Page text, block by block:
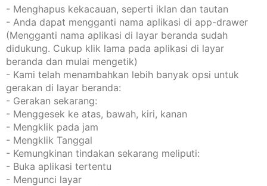
- Menghapus kekacauan, seperti iklan dan tautan
- Anda dapat mengganti nama aplikasi di app-drawer
(Mengganti nama aplikasi di layar beranda sudah
didukung. Cukup klik lama pada aplikasi di layar
beranda dan mulai mengetik)
- Kami telah menambahkan lebih banyak opsi untuk
gerakan di layar beranda:
- Gerakan sekarang:
- Menggesek ke atas, bawah, kiri, kanan
- Mengklik pada jam
- Mengklik Tanggal
- Kemungkinan tindakan sekarang meliputi:
- Buka aplikasi tertentu
- Mengunci layar